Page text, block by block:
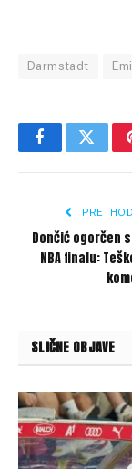
Darmstadt
FacebookTwitter
Dončić ogorčen
NBA finalu:
SLIČNE OBJAVE